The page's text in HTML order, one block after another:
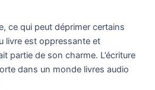
ce qui peut déprimer certains
livre est oppressante et
partie de son charme. L’écriture
dans un monde livres audio